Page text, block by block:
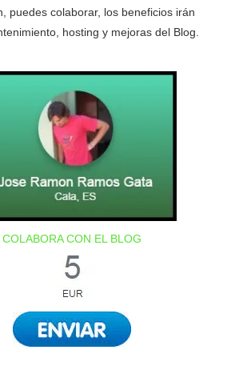
puedes colaborar, los beneficios irán
hosting y mejoras del Blog.
COLABORA CON EL BLOG